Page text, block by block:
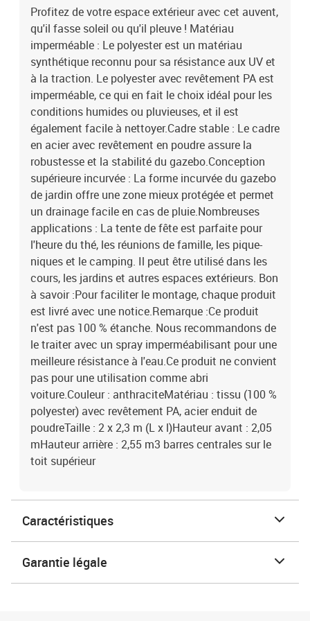
Profitez de votre espace extérieur avec cet auvent,
qu'il fasse soleil ou qu'il pleuve ! Matériau
imperméable : Le polyester est un matériau
synthétique reconnu pour sa résistance aux UV et
à la traction. Le polyester avec revêtement PA est
imperméable, ce qui en fait le choix idéal pour les
conditions humides ou pluvieuses, et il est
également facile à nettoyer.Cadre stable : Le cadre
en acier avec revêtement en poudre assure la
robustesse et la stabilité du gazebo.Conception
supérieure incurvée : La forme incurvée du gazebo
de jardin offre une zone mieux protégée et permet
un drainage facile en cas de pluie.Nombreuses
applications : La tente de fête est parfaite pour
l'heure du thé, les réunions de famille, les pique-
niques et le camping. Il peut être utilisé dans les
cours, les jardins et autres espaces extérieurs. Bon
à savoir :Pour faciliter le montage, chaque produit
est livré avec une notice.Remarque :Ce produit
n'est pas 100 % étanche. Nous recommandons de
le traiter avec un spray imperméabilisant pour une
meilleure résistance à l'eau.Ce produit ne convient
pas pour une utilisation comme abri
voiture.Couleur : anthraciteMatériau : tissu (100 %
polyester) avec revêtement PA, acier enduit de
poudreTaille : 2 x 2,3 m (L x l)Hauteur avant : 2,05
mHauteur arrière : 2,55 m3 barres centrales sur le
toit supérieur
Caractéristiques
Garantie légale